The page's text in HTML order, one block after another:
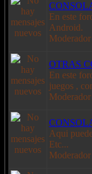
En este
Android.
Moderador
OTRAS
En este
juegos ,
Moderador
Aqui
Etc...
Moderador